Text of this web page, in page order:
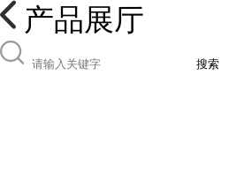
产品展厅
搜索